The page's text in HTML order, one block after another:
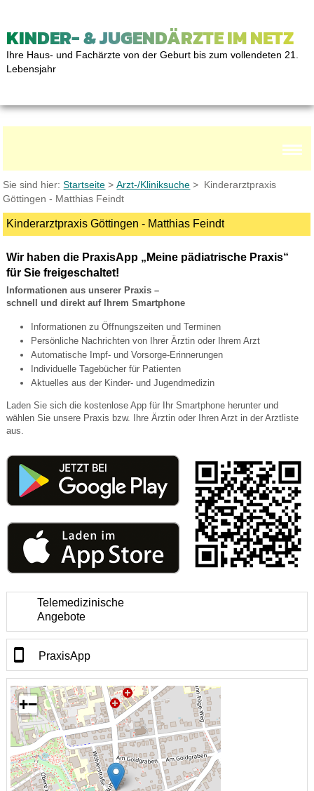
KINDER- & JUGENDÄRZTE IM NETZ
Ihre Haus- und Fachärzte von der Geburt bis zum vollendeten 21.
Lebensjahr
Sie sind hier:Startseite >Arzt-/Kliniksuche > Kinderarztpraxis
Göttingen - Matthias Feindt
Kinderarztpraxis Göttingen - Matthias Feindt
Wir haben die PraxisApp „Meine pädiatrische Praxis“
für Sie freigeschaltet!
Informationen aus unserer Praxis –
schnell und direkt auf Ihrem Smartphone
Informationen zu Öffnungszeiten und Terminen
Persönliche Nachrichten von Ihrer Ärztin oder Ihrem Arzt
Automatische Impf- und Vorsorge-Erinnerungen
Individuelle Tagebücher für Patienten
Aktuelles aus der Kinder- und Jugendmedizin
Laden Sie sich die kostenlose App für Ihr Smartphone herunter und
wählen Sie unsere Praxis bzw. Ihre Ärztin oder Ihren Arzt in der Arztliste
aus.
Telemedizinische
Angebote
PraxisApp
+−